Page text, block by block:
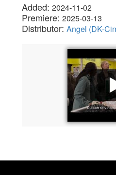
Added: 2024-11-02
Premiere: 2025-03-13
Distributor: Angel (DK-